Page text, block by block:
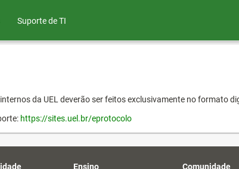
Suporte de TI
da UEL deverão ser feitos exclusivamente no formato
https://sites.uel.br/eprotocolo
Ensino Comunidade